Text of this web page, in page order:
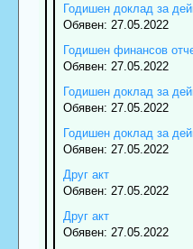
Годишен доклад за
Обявен: 27.05.2022
Годишен финансов
Обявен: 27.05.2022
Годишен доклад за
Обявен: 27.05.2022
Годишен доклад за
Обявен: 27.05.2022
Друг акт
Обявен: 27.05.2022
Друг акт
Обявен: 27.05.2022